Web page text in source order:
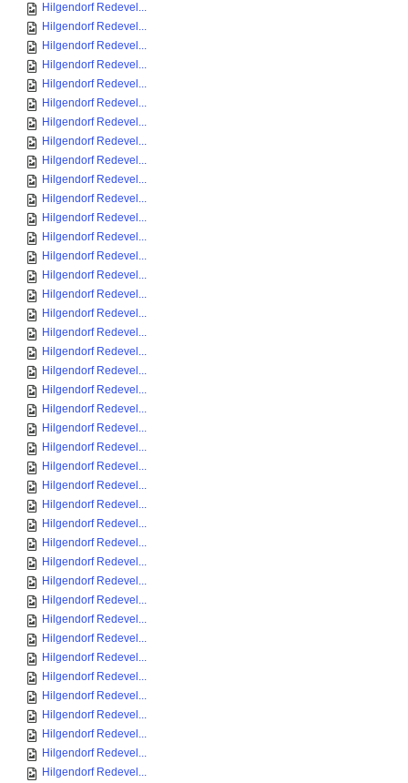
Hilgendorf Redevel...
Hilgendorf Redevel...
Hilgendorf Redevel...
Hilgendorf Redevel...
Hilgendorf Redevel...
Hilgendorf Redevel...
Hilgendorf Redevel...
Hilgendorf Redevel...
Hilgendorf Redevel...
Hilgendorf Redevel...
Hilgendorf Redevel...
Hilgendorf Redevel...
Hilgendorf Redevel...
Hilgendorf Redevel...
Hilgendorf Redevel...
Hilgendorf Redevel...
Hilgendorf Redevel...
Hilgendorf Redevel...
Hilgendorf Redevel...
Hilgendorf Redevel...
Hilgendorf Redevel...
Hilgendorf Redevel...
Hilgendorf Redevel...
Hilgendorf Redevel...
Hilgendorf Redevel...
Hilgendorf Redevel...
Hilgendorf Redevel...
Hilgendorf Redevel...
Hilgendorf Redevel...
Hilgendorf Redevel...
Hilgendorf Redevel...
Hilgendorf Redevel...
Hilgendorf Redevel...
Hilgendorf Redevel...
Hilgendorf Redevel...
Hilgendorf Redevel...
Hilgendorf Redevel...
Hilgendorf Redevel...
Hilgendorf Redevel...
Hilgendorf Redevel...
Hilgendorf Redevel...